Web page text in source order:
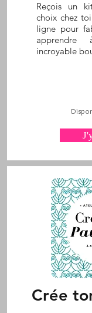
Reçois un
choix chez
ligne pour
incroyable
Crée